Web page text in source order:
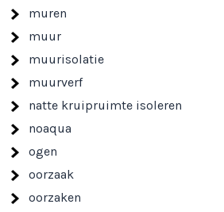
muren
muur
muurisolatie
muurverf
natte kruipruimte isoleren
noaqua
ogen
oorzaak
oorzaken